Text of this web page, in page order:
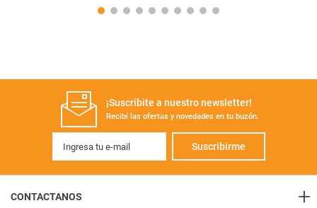
¡Suscribite a nuestro newsletter!
Recibí las ofertas y novedades en tu buzón.
Suscribirme
CONTACTANOS +